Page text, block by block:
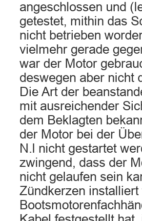
angeschlossen und
getestet, mithin das
nicht betrieben
vielmehr gerade
war der Motor
deswegen aber nicht
Die Art der
mit ausreichender
dem Beklagten
der Motor bei der
N.l nicht gestartet
zwingend, dass der
nicht gelaufen sein
Zündkerzen